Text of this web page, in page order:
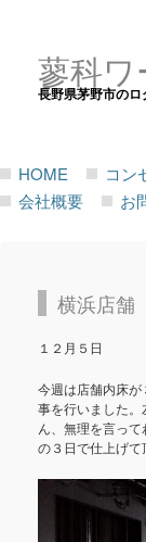
蓼科
長野県茅野市の
HOME コン
会社概要
お
横浜店舗
１２月５日
今週は店舗内床
事を行いました
ん、無理を言っ
の３日で仕上げて